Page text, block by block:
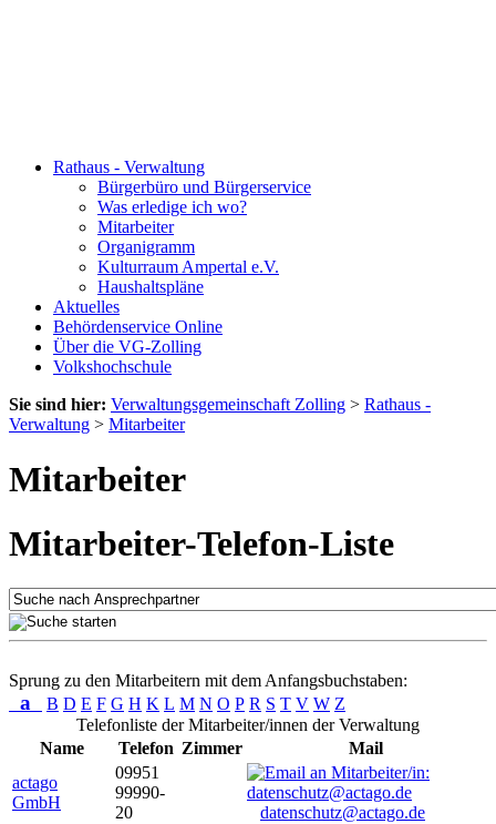
Rathaus - Verwaltung
Bürgerbüro und Bürgerservice
Was erledige ich wo?
Mitarbeiter
Organigramm
Kulturraum Ampertal e.V.
Haushaltspläne
Aktuelles
Behördenservice Online
Über die VG-Zolling
Volkshochschule
Sie sind hier: Verwaltungsgemeinschaft Zolling > Rathaus -
Verwaltung > Mitarbeiter
Mitarbeiter
Mitarbeiter-Telefon-Liste
Sprung zu den Mitarbeitern mit dem Anfangsbuchstaben:
a B D E F G H K L M N O P R S T V W Z
Telefonliste der Mitarbeiter/innen der Verwaltung
Name
Telefon Zimmer
Mail
actago
GmbH
09951
99990-
20
datenschutz@actago.de